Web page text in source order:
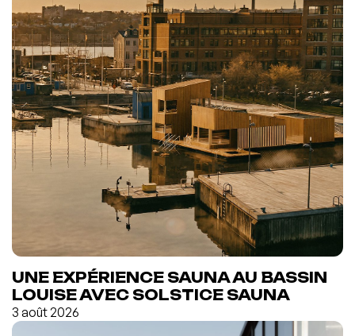
UNE EXPÉRIENCE SAUNA AU BASSIN
LOUISE AVEC SOLSTICE SAUNA
3 août 2026